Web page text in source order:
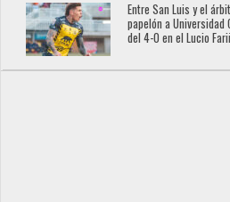
Entre San Luis y el
papelón a
del 4-0 en el Lucio